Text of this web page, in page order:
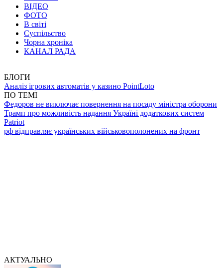
ВІДЕО
ФОТО
В світі
Суспільство
Чорна хроніка
КАНАЛ РАДА
БЛОГИ
Аналіз ігрових автоматів у казино PointLoto
ПО ТЕМІ
Федоров не виключає повернення на посаду міністра оборони
Трамп про можливість надання Україні додаткових систем
Patriot
рф відправляє українських військовополонених на фронт
АКТУАЛЬНО